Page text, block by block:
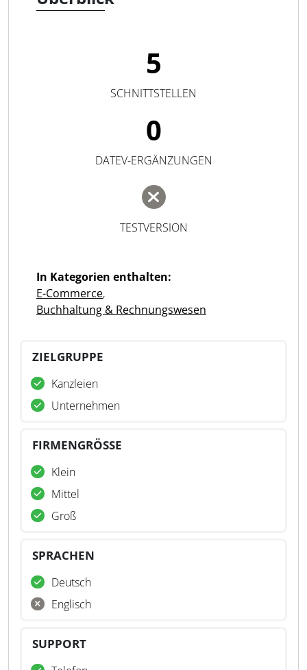
5
SCHNITTSTELLEN
0
DATEV-ERGÄNZUNGEN
TESTVERSION
In Kategorien enthalten:
E-Commerce,
Buchhaltung & Rechnungswesen
ZIELGRUPPE
Kanzleien
Unternehmen
FIRMENGRÖSSE
Klein
Mittel
Groß
SPRACHEN
Deutsch
Englisch
SUPPORT